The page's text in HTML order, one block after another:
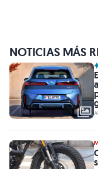
NOTICIAS MÁS